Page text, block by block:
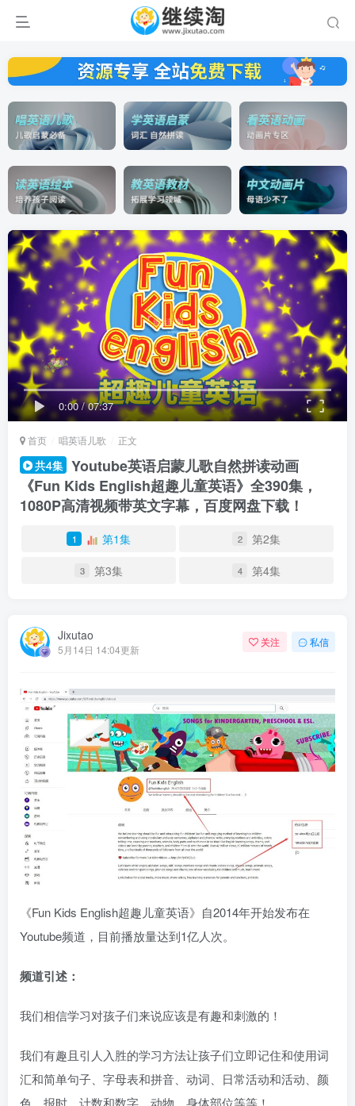
0:00/07:37
首页 唱英语儿歌 正文
共4集 Youtube英语启蒙儿歌自然拼读动画
《Fun Kids English超趣儿童英语》全390集，
1080P高清视频带英文字幕，百度网盘下载！
1 第1集 2 第2集
3 第3集 4 第4集
Jixutao
5月14日 14:04更新
关注 私信
《Fun Kids English超趣儿童英语》自2014年开始发布在
Youtube频道，目前播放量达到1亿人次。
频道引述：
我们相信学习对孩子们来说应该是有趣和刺激的！
我们有趣且引人入胜的学习方法让孩子们立即记住和使用词
汇和简单句子、字母表和拼音、动词、日常活动和活动、颜
色、报时、计数和数字、动物、身体部位等等！